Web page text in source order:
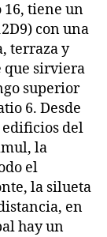
16, tiene un
con una
terraza y
que sirviera
superior
6. Desde
edificios del
la
el
la silueta
en
hay un